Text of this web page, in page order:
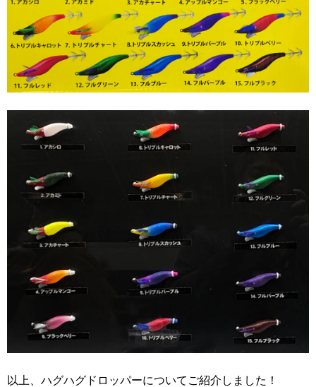
以上、ハグハグドロッパーについてご紹介しました！